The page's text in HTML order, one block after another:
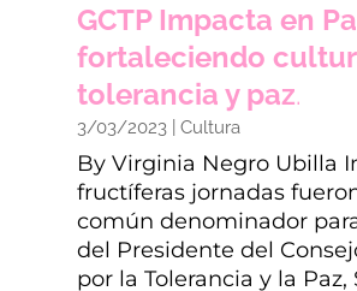
GCTP Impacta en
fortaleciendo
tolerancia y paz.
3/03/2023| Cultura
By Virginia Negro Ubilla
fructíferas jornadas
común denominador
del Presidente del
por la Tolerancia y la Paz,